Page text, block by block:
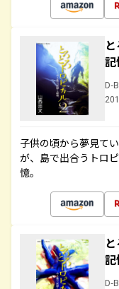
D-
子供の頃から夢見て
が、島で出合うトロ
憶。
D-